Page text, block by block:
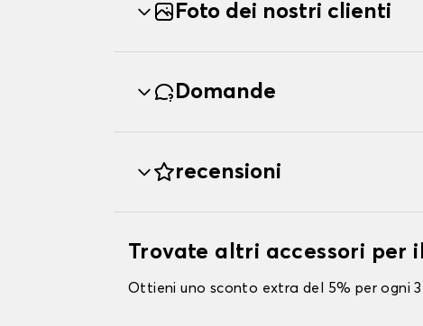
Foto dei nostri clienti
Domande
recensioni
Trovate altri accessori per
Ottieni uno sconto extra del 5% per ogni